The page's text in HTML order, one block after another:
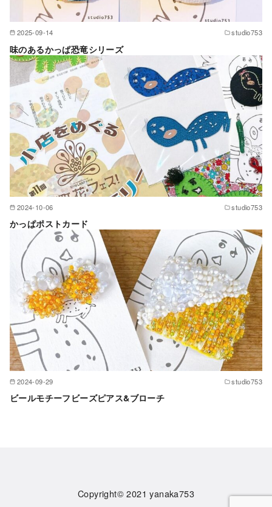
2025-09-14 studio753
味のあるかっぱ恐竜シリーズ
2024-10-06 studio753
かっぱポストカード
2024-09-29 studio753
ビールモチーフビーズピアス&ブローチ
Copyright© 2021yanaka753